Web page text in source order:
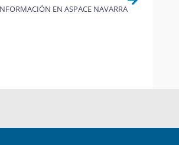
EN ASPACE NAVARRA